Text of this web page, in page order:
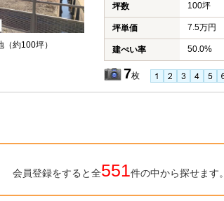
約100坪）
坪数 100坪
坪単価 7.5万円
建ぺい率 50.0%
7枚
会員登録をすると全551件の中から探せます。